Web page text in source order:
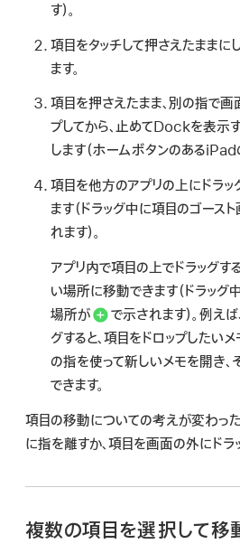
す）。
項目をタッチして押さえたままに
ます。
項目を押さえたまま、別の指で
プしてから、止めてDockを表示
します（ホームボタンのあるiPad
項目を他方のアプリの上にドラッ
ます（ドラッグ中に項目のゴース
れます）。
アプリ内で項目の上でドラッグす
い場所に移動できます（ドラッグ
場所が
で示されます）。例え
グすると、項目をドロップしたい
の指を使って新しいメモを開き、
できます。
項目の移動についての考えが変わっ
に指を離すか、項目を画面の外にドラ
複数の項目を選択して移